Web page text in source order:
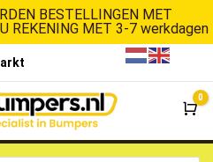
BESTELLINGEN MET
REKENING MET 3-7 werkdagen
0